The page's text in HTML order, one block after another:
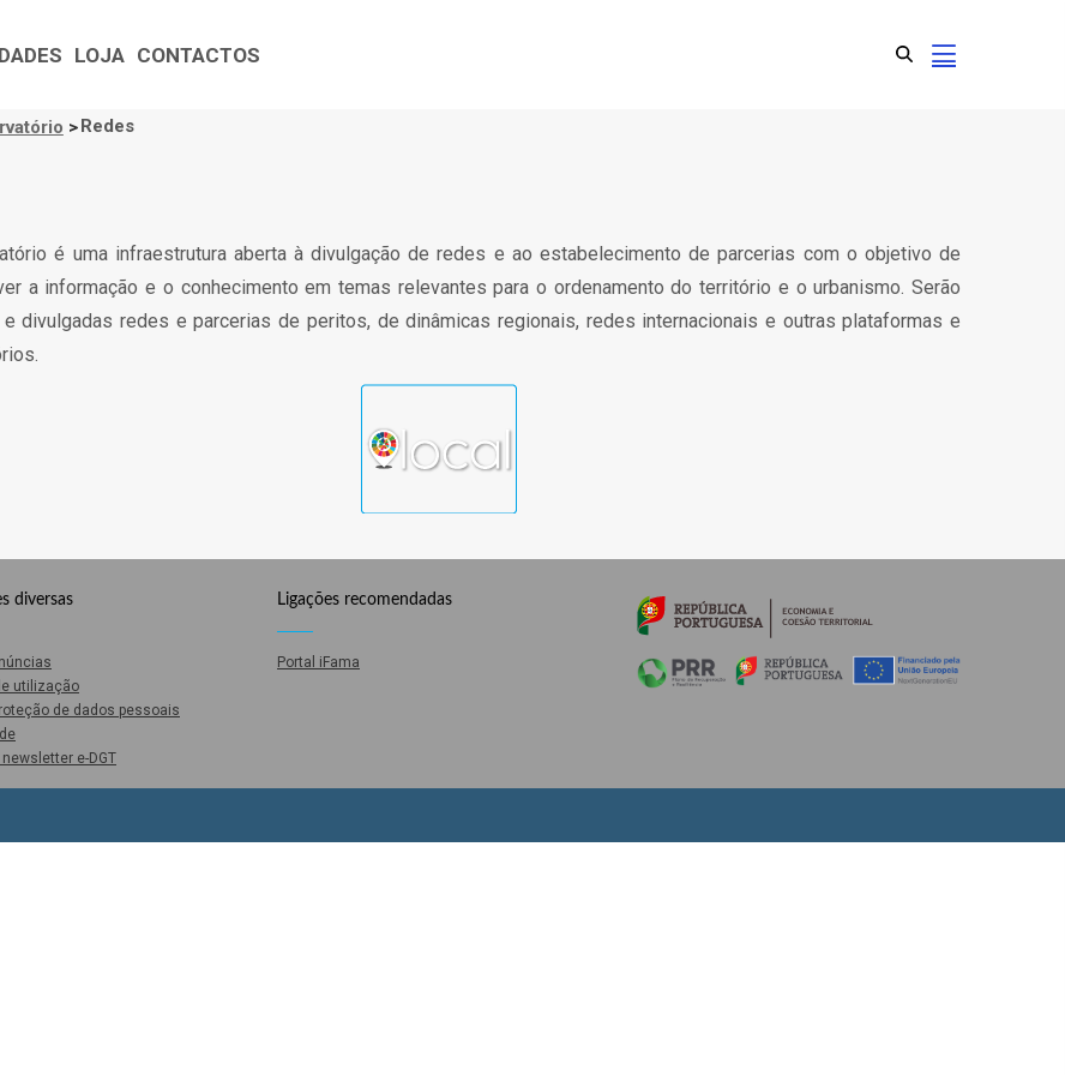
LOJA CONTACTOS
>Redes
é uma infraestrutura aberta à divulgação de redes e ao estabelecimento de parcerias com o objetivo de
a informação e o conhecimento em temas relevantes para o ordenamento do território e o urbanismo. Serão
divulgadas redes e parcerias de peritos, de dinâmicas regionais, redes internacionais e outras plataformas e
diversas
utilização
de dados pessoais
e-DGT
Ligações recomendadas
Portal iFama